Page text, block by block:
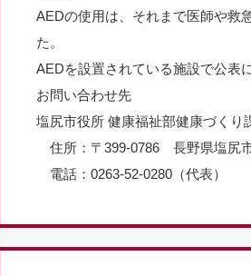
AEDの使用は、それまで医師や救
た。
AEDを設置されている施設で公表
お問い合わせ先
塩尻市役所 健康福祉部健康づくり
住所：〒399-0786 長野県塩尻
電話：0263-52-0280（代表）